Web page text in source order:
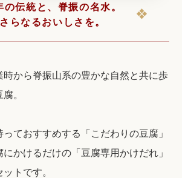
の伝統と、脊振の名水。
さらなるおいしさを。
❖
時から脊振山系の豊かな自然と共に歩
。
ておすすめする「こだわりの豆腐」
かけるだけの「豆腐専用かけだれ」
トです。